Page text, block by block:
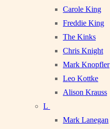
Carole King
Freddie King
The Kinks
Chris Knight
Mark Knopfler
Leo Kottke
Alison Krauss
L
Mark Lanegan